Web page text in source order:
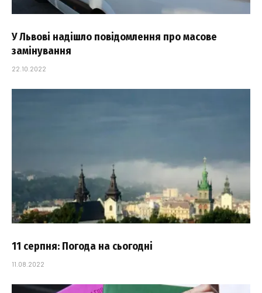
У Львові надішло повідомлення про масове
замінування
22.10.2022
11 серпня: Погода на сьогодні
11.08.2022